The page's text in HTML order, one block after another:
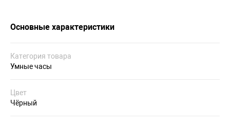
Основные характеристики
Категория товара
Умные часы
Цвет
Чёрный